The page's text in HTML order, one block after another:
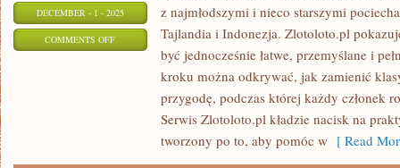
DECEMBER - 1 - 2025
COMMENTS OFFON
TAJLANDIA
MOŁDAWIA
z najmłodszymi i nieco starszymi
Tajlandia i Indonezja. Zlotoloto.pl
być jednocześnie łatwe, przemyślane i
kroku można odkrywać, jak zamienić
przygodę, podczas której każdy członek
Serwis Zlotoloto.pl kładzie nacisk na
tworzony po to, aby pomóc w [ Read